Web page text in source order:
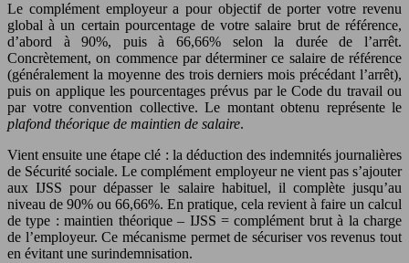
Le complément employeur a pour objectif de porter votre revenu
global à un certain pourcentage de votre salaire brut de référence,
d’abord à 90%, puis à 66,66% selon la durée de l’arrêt.
Concrètement, on commence par déterminer ce salaire de référence
(généralement la moyenne des trois derniers mois précédant l’arrêt),
puis on applique les pourcentages prévus par le Code du travail ou
par votre convention collective. Le montant obtenu représente le
plafond théorique de maintien de salaire.
Vient ensuite une étape clé : la déduction des indemnités journalières
de Sécurité sociale. Le complément employeur ne vient pas s’ajouter
aux IJSS pour dépasser le salaire habituel, il complète jusqu’au
niveau de 90% ou 66,66%. En pratique, cela revient à faire un calcul
de type : maintien théorique – IJSS = complément brut à la charge
de l’employeur. Ce mécanisme permet de sécuriser vos revenus tout
en évitant une surindemnisation.